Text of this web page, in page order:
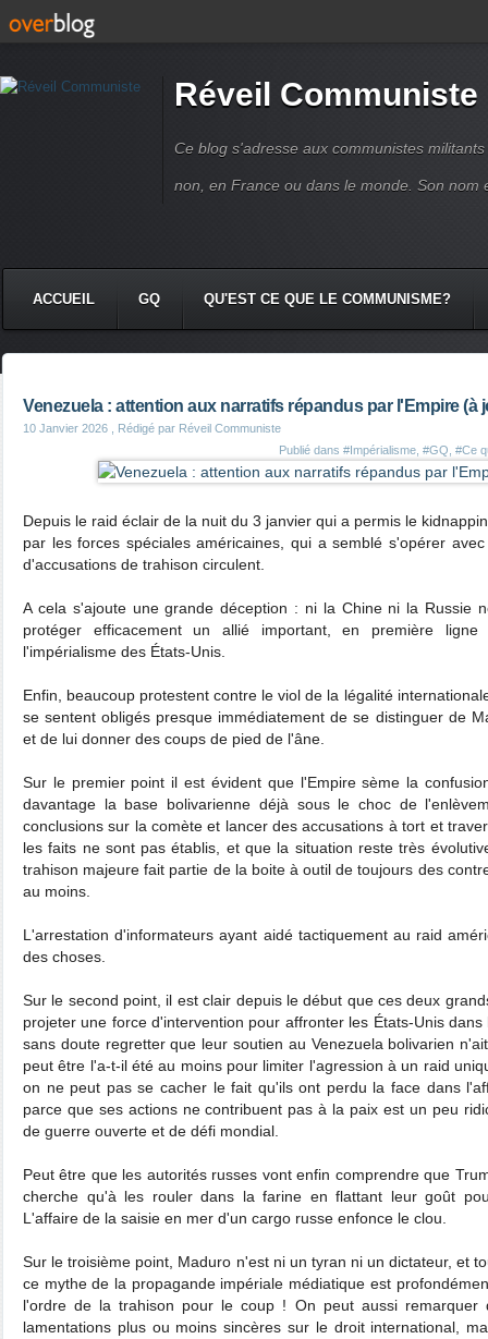
Réveil Communiste
Ce blog s'adresse aux communistes
non, en France ou dans le monde. Son nom
ACCUEIL GQ QU'EST CE QUE LE COMMUNISME?
Venezuela : attention aux narratifs répandus par l'Empire (à
10 Janvier 2026 , Rédigé par Réveil Communiste
Publié dans #Impérialisme #GQ #Ce
Depuis le raid éclair de la nuit du 3 janvier qui a permis le
par les forces spéciales américaines, qui a semblé s'opérer
d'accusations de trahison circulent.
A cela s'ajoute une grande déception : ni la Chine ni la Russie
protéger efficacement un allié important, en première
l'impérialisme des États-Unis.
Enfin, beaucoup protestent contre le viol de la légalité
se sentent obligés presque immédiatement de se distinguer de
et de lui donner des coups de pied de l'âne.
Sur le premier point il est évident que l'Empire sème la
davantage la base bolivarienne déjà sous le choc de
conclusions sur la comète et lancer des accusations à tort et
les faits ne sont pas établis, et que la situation reste très
trahison majeure fait partie de la boite à outil de toujours des
au moins.
L'arrestation d'informateurs ayant aidé tactiquement au raid
des choses.
Sur le second point, il est clair depuis le début que ces deux
projeter une force d'intervention pour affronter les États-Unis
sans doute regretter que leur soutien au Venezuela bolivarien
peut être l'a-t-il été au moins pour limiter l'agression à un raid
on ne peut pas se cacher le fait qu'ils ont perdu la face dans
parce que ses actions ne contribuent pas à la paix est un peu
de guerre ouverte et de défi mondial.
Peut être que les autorités russes vont enfin comprendre que
cherche qu'à les rouler dans la farine en flattant leur goût
L'affaire de la saisie en mer d'un cargo russe enfonce le clou.
Sur le troisième point, Maduro n'est ni un tyran ni un dictateur, et
ce mythe de la propagande impériale médiatique est
l'ordre de la trahison pour le coup ! On peut aussi remarquer
lamentations plus ou moins sincères sur le droit international,